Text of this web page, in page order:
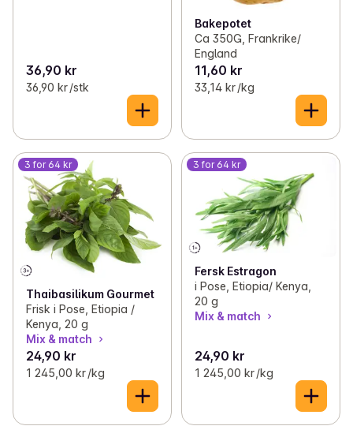
36,90 kr
36,90 kr /stk
Bakepotet
Ca 350G, Frankrike/
England
11,60 kr
33,14 kr /kg
3 for 64 kr
Thaibasilikum Gourmet
Frisk i Pose, Etiopia /
Kenya, 20 g
Mix & match
24,90 kr
1 245,00 kr /kg
3 for 64 kr
Fersk Estragon
i Pose, Etiopia/ Kenya,
20 g
Mix & match
24,90 kr
1 245,00 kr /kg